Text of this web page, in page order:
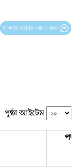
আপনার মতামত প্রদান করুন
পৃষ্ঠা আইটেম
পদবি